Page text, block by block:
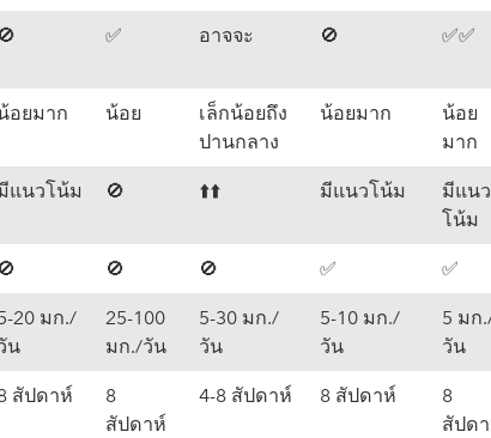
🚫 ✅️ อาจจะ 🚫 ✅️✅️
อยมาก น้อย
เล็กน้อยถึง
ปานกลาง
น้อยมาก
น้อย
มาก
แนวโน้ม 🚫 ⬆️⬆️ มีแนวโน้ม
มีแนว
โน้ม
🚫 🚫 🚫 ✅️ ✅️
20 มก./
น
25-100
มก./วัน
5-30 มก./
วัน
5-10 มก./
วัน
5 มก
วัน
สัปดาห์
8
สัปดาห์
4-8 สัปดาห์ 8 สัปดาห์
8
สัปด